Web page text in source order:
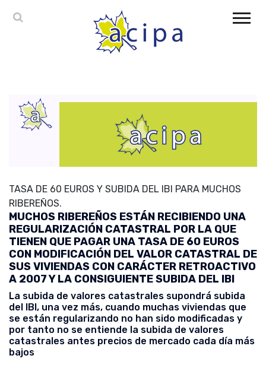
TASA DE 60 EUROS Y SUBIDA DEL IBI PARA MUCHOS
RIBEREÑOS.
MUCHOS RIBEREÑOS ESTÁN RECIBIENDO UNA
REGULARIZACIÓN CATASTRAL POR LA QUE
TIENEN QUE PAGAR UNA TASA DE 60 EUROS
CON MODIFICACIÓN DEL VALOR CATASTRAL DE
SUS VIVIENDAS CON CARÁCTER RETROACTIVO
A 2007 Y LA CONSIGUIENTE SUBIDA DEL IBI
La subida de valores catastrales supondrá subida
del IBI, una vez más, cuando muchas viviendas que
se están regularizando no han sido modificadas y
por tanto no se entiende la subida de valores
catastrales antes precios de mercado cada día más
bajos